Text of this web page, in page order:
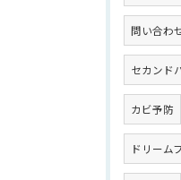
問い合わ
セカンド
カビ予防
ドリーム